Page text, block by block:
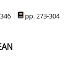
| pp. 273-304